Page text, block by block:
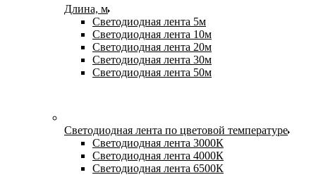
Длина, м
Светодиодная лента 5м
Светодиодная лента 10м
Светодиодная лента 20м
Светодиодная лента 30м
Светодиодная лента 50м
Светодиодная лента по цветовой температуре
Светодиодная лента 3000К
Светодиодная лента 4000К
Светодиодная лента 6500К